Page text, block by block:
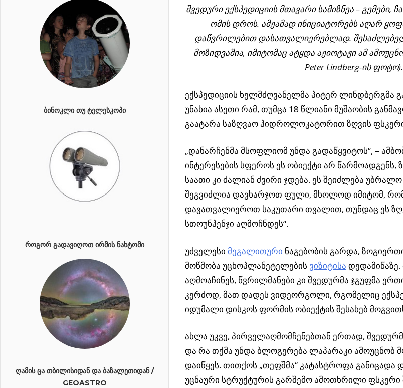
შვედური ექსპედიციის მთავარი სამიზნეა –
ომის დროს. ამჟამად ინიციატორებს აღარ
დაწვრილებით დასათვალიერებლად.
მოზიდვაშია, იმიტომაც ატყდა აჟიოტაჟი ამ
Peter Lindberg-ის ფოტო).
ექსპედიციის ხელმძღვანელმა პიტერ ლინდბერგმა
უნახია ასეთი რამ, თუმცა 18 წლიანი მუშაობის
გაატარა საზღვაო ჰიდროლოკატორით ზღვის
„დანარჩენმა მსოფლიომ უნდა გადაწყვიტოს“, –
ინტერესების სფეროს ეს ობიექტი არ წარმოადგენს,
საათი კი ძალიან ძვირი ჯდება. ეს შეიძლება
შეგვიძლია დავხარჯოთ ფული, მხოლოდ იმიტომ, რომ
დავათვალიეროთ საკუთარი თვალით, თუნდაც ეს
სთოუნჰენჯი აღმოჩნდეს“.
უძველესი მეგალითური ნაგებობის გარდა,
მოწმობა უცხოპლანეტელების ვიზიტისა
აღმოაჩინეს, წვრილმანები კი შვედურმა ჯგუფმა
კერძოდ, მათ დადეს ვიდეორგოლი, რგომელიც
იდუმალი დისკოს ფორმის ობიექტის შესახებ
ახლა უკვე, პირველაღმომჩენებთან ერთად,
და რა თქმა უნდა ბლოგერება ლაპარაკი ამოუცნობ
დაიწყეს. თითქოს „თეფშმა“ კატასტროფა განიცადა
უცნაური სტრუქტურის გარშემო ამოთხრილი ფსკერი
ᲑᲘᲜᲝᲙᲚᲘ ᲗᲣ ᲢᲔᲚᲔᲡᲙᲝᲞᲘ
ᲠᲝᲒᲝᲠ ᲒᲐᲓᲐᲕᲘᲦᲝᲗ ᲘᲠᲛᲘᲡ ᲜᲐᲮᲢᲝᲛᲘ
ᲦᲐᲛᲘᲡ ᲪᲐ ᲗᲑᲘᲚᲘᲡᲘᲓᲐᲜ ᲓᲐ ᲑᲐᲖᲐᲚᲔᲗᲘᲓᲐᲜ /
GEOASTRO